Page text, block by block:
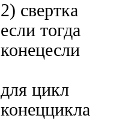
2) свертка
если тогда
конецесли
для цикл
конеццикла